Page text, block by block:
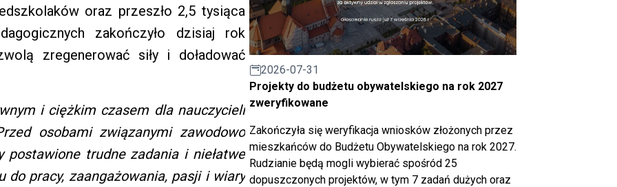
oraz przeszło 2,5 tysiąca
zakończyło dzisiaj rok
zregenerować siły i doładować
i ciężkim czasem dla nauczycieli
osobami związanymi zawodowo
postawione trudne zadania i niełatwe
do pracy, zaangażowania, pasji i wiary
2026-07-31
Projekty do budżetu obywatelskiego na rok 2027
zweryfikowane
Zakończyła się weryfikacja wniosków złożonych przez
mieszkańców do Budżetu Obywatelskiego na rok 2027.
Rudzianie będą mogli wybierać spośród 25
dopuszczonych projektów, w tym 7 zadań dużych oraz